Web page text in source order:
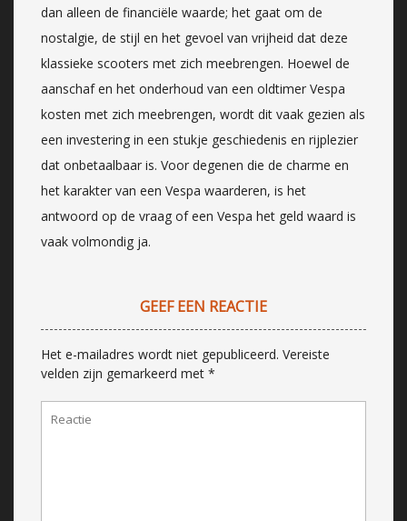
dan alleen de financiële waarde; het gaat om de
nostalgie, de stijl en het gevoel van vrijheid dat deze
klassieke scooters met zich meebrengen. Hoewel de
aanschaf en het onderhoud van een oldtimer Vespa
kosten met zich meebrengen, wordt dit vaak gezien als
een investering in een stukje geschiedenis en rijplezier
dat onbetaalbaar is. Voor degenen die de charme en
het karakter van een Vespa waarderen, is het
antwoord op de vraag of een Vespa het geld waard is
vaak volmondig ja.
GEEF EEN REACTIE
Het e-mailadres wordt niet gepubliceerd. Vereiste
velden zijn gemarkeerd met *